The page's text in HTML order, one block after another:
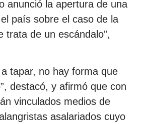
anunció la apertura de una
país sobre el caso de la
trata de un escándalo”,
tapar, no hay forma que
destacó, y afirmó que con
vinculados medios de
asalariados cuyo